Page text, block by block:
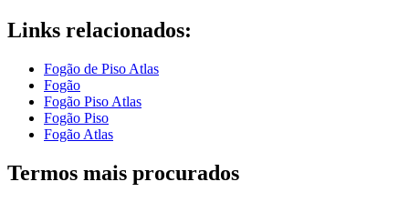
Links relacionados:
Fogão de Piso Atlas
Fogão
Fogão Piso Atlas
Fogão Piso
Fogão Atlas
Termos mais procurados